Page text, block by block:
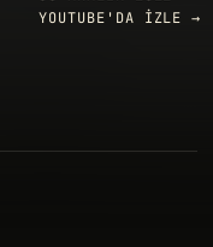
YOUTUBE'DA IZLE →